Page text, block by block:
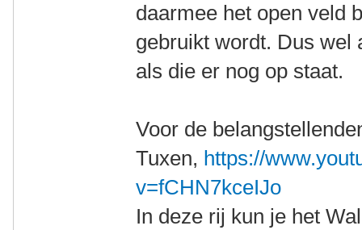
daarmee het open veld
gebruikt wordt. Dus wel
als die er nog op staat.
Voor de
Tuxen, https://
v=fCHN7kceIJo
In deze rij kun je het